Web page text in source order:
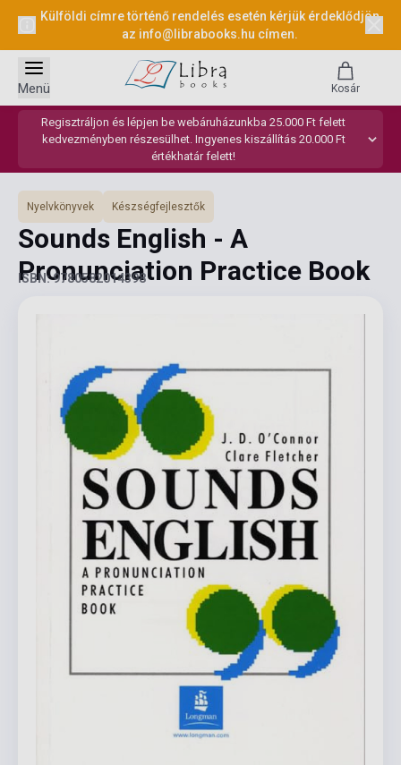
Külföldi címre történő rendelés esetén kérjük érdeklődjön
az info@librabooks.hu címen.
Regisztráljon és lépjen be webáruházunkba 25.000 Ft felett
kedvezményben részesülhet. Ingyenes kiszállítás 20.000 Ft
értékhatár felett!
Menü Kosár
Nyelvkönyvek Készségfejlesztők
Sounds English - A
Pronunciation Practice Book
ISBN: 9780582014398